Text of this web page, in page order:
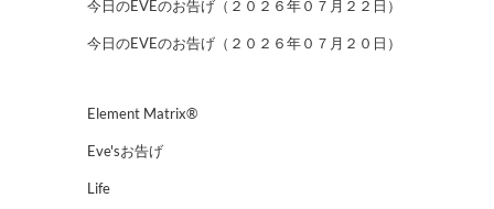
今日のEVEのお告げ（２０２６年０７月２２日）
今日のEVEのお告げ（２０２６年０７月２０日）
Element Matrix®
Eve'sお告げ
Life